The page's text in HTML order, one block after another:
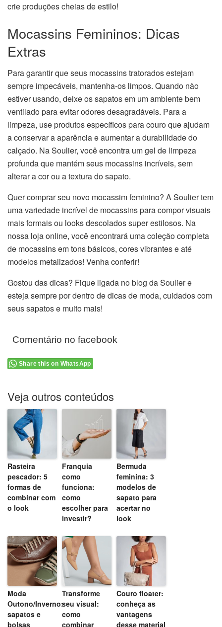
crie produções cheias de estilo!
Mocassins Femininos: Dicas
Extras
Para garantir que seus mocassins tratorados estejam
sempre impecáveis, mantenha-os limpos. Quando não
estiver usando, deixe os sapatos em um ambiente bem
ventilado para evitar odores desagradáveis. Para a
limpeza, use produtos específicos para couro que ajudam
a conservar a aparência e aumentar a durabilidade do
calçado. Na Soulier, você encontra um gel de limpeza
profunda que mantém seus mocassins incríveis, sem
alterar a cor ou a textura do sapato.
Quer comprar seu novo mocassim feminino? A Soulier tem
uma variedade incrível de mocassins para compor visuais
mais formais ou looks descolados super estilosos. Na
nossa loja online, você encontrará uma coleção completa
de mocassins em tons básicos, cores vibrantes e até
modelos metalizados! Venha conferir!
Gostou das dicas? Fique ligada no blog da Soulier e
esteja sempre por dentro de dicas de moda, cuidados com
seus sapatos e muito mais!
Comentário no facebook
Share this on WhatsApp
Veja outros conteúdos
Rasteira
pescador: 5
formas de
combinar com
o look
Franquia
como
funciona:
como
escolher para
investir?
Bermuda
feminina: 3
modelos de
sapato para
acertar no
look
Moda
Outono/Inverno:
sapatos e
bolsas
Transforme
seu visual:
como
combinar
Couro floater:
conheça as
vantagens
desse material